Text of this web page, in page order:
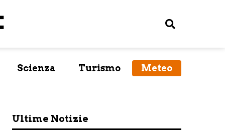
Scienza Turismo Meteo
Ultime Notizie